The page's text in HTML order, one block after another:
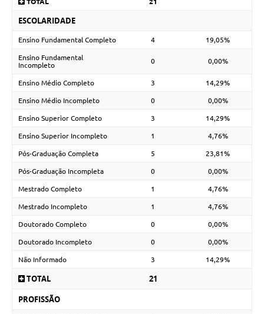
TOTAL 21
ESCOLARIDADE
Ensino Fundamental Completo 4 19,05%
Ensino Fundamental
Incompleto
0 0,00%
Ensino Médio Completo 3 14,29%
Ensino Médio Incompleto 0 0,00%
Ensino Superior Completo 3 14,29%
Ensino Superior Incompleto 1 4,76%
Pós-Graduação Completa 5 23,81%
Pós-Graduação Incompleta 0 0,00%
Mestrado Completo 1 4,76%
Mestrado Incompleto 1 4,76%
Doutorado Completo 0 0,00%
Doutorado Incompleto 0 0,00%
Não Informado 3 14,29%
TOTAL
21
PROFISSÃO